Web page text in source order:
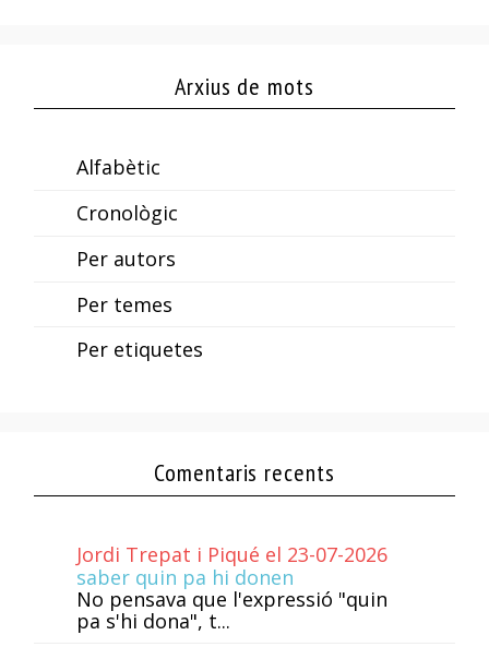
Arxius de mots
Alfabètic
Cronològic
Per autors
Per temes
Per etiquetes
Comentaris recents
Jordi Trepat i Piqué el 23-07-2026
saber quin pa hi donen
No pensava que l'expressió "quin
pa s'hi dona", t...